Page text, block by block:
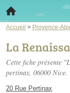
Accueil > Provence-
La
Cette fiche présente
pertinax, 06000 Nice.
20 Rue Pertinax